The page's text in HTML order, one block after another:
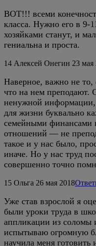
ВОТ!!! всеми
класса. Нужно его в 9-
хозяйками станут, и
гениальна и проста.
14 Алексей Онегин 23 мая
Наверное, важно не то,
что на нем преподают.
ненужной информации,
для жизни буквально
семейными финансами
отношений — не
такое и у нас было,
иначе. Но у нас труд
совершенно точно
15 Ольга 26 мая 2018
Уже став взрослой я
были уроки труда в
аппликации из
испытываю огромную
научила меня